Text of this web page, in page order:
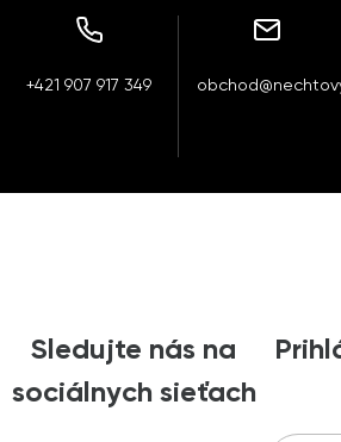
+421 907 917 349
Sledujte nás na
sociálnych sieťach